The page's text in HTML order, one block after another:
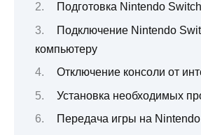
Подготовка Nintendo Switch
Подключение Nintendo
компьютеру
Отключение консоли от
Установка необходимых
Передача игры на